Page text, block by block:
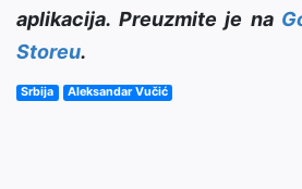
aplikacija. Preuzmite je na
Storeu.
Srbija Aleksandar Vučić